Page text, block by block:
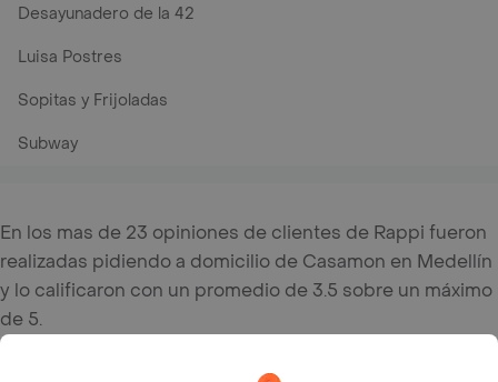
Desayunadero de la 42
Luisa Postres
Sopitas y Frijoladas
Subway
En los mas de 23 opiniones de clientes de Rappi fueron
realizadas pidiendo a domicilio de Casamon en Medellín
y lo calificaron con un promedio de 3.5 sobre un máximo
de 5.